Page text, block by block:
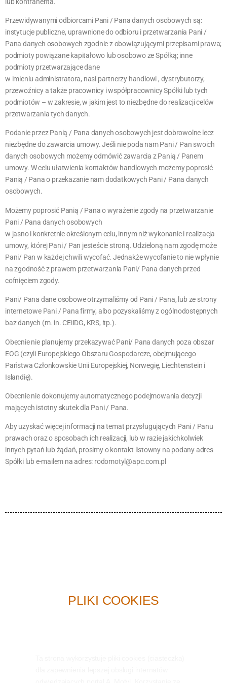
Przewidywanymi odbiorcami Pani / Pana danych osobowych są:
instytucje publiczne, uprawnione do odbioru i przetwarzania Pani /
Pana danych osobowych zgodnie z obowiązującymi przepisami prawa;
podmioty powiązane kapitałowo lub osobowo ze Spółką; inne
podmioty przetwarzające dane
w imieniu administratora, nasi partnerzy handlowi , dystrybutorzy,
przewoźnicy a także pracownicy i współpracownicy Spółki lub tych
podmiotów – w zakresie, w jakim jest to niezbędne do realizacji celów
przetwarzania tych danych.
Podanie przez Panią / Pana danych osobowych jest dobrowolne lecz
niezbędne do zawarcia umowy. Jeśli nie poda nam Pani / Pan swoich
danych osobowych możemy odmówić zawarcia z Panią / Panem
umowy. W celu ułatwienia kontaktów handlowych możemy poprosić
Panią / Pana o przekazanie nam dodatkowych Pani / Pana danych
osobowych.
Możemy poprosić Panią / Pana o wyrażenie zgody na przetwarzanie
Pani / Pana danych osobowych
w jasno i konkretnie określonym celu, innym niż wykonanie i realizacja
umowy, której Pani / Pan jesteście stroną. Udzieloną nam zgodę może
Pani/ Pan w każdej chwili wycofać. Jednakże wycofanie to nie wpłynie
na zgodność z prawem przetwarzania Pani/ Pana danych przed
cofnięciem zgody.
Pani/ Pana dane osobowe otrzymaliśmy od Pani / Pana, lub ze strony
internetowe Pani / Pana firmy, albo pozyskaliśmy z ogólnodostępnych
baz danych (m. in. CEiIDG, KRS, itp.).
Obecnie nie planujemy przekazywać Pani/ Pana danych poza obszar
EOG (czyli Europejskiego Obszaru Gospodarcze, obejmującego
Państwa Członkowskie Unii Europejskiej, Norwegię, Liechtenstein i
Islandię).
Obecnie nie dokonujemy automatycznego podejmowania decyzji
mających istotny skutek dla Pani / Pana.
Aby uzyskać więcej informacji na temat przysługujących Pani / Panu
prawach oraz o sposobach ich realizacji, lub w razie jakichkolwiek
innych pytań lub żądań, prosimy o kontakt listowny na podany adres
Spółki lub e-mailem na adres: rodomotyl@apc.com.pl
PLIKI COOKIES